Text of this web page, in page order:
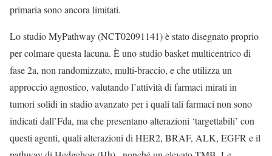
primaria sono ancora limitati.
Lo studio MyPathway (NCT02091141) è stato disegnato proprio
per colmare questa lacuna. È uno studio basket multicentrico di
fase 2a, non randomizzato, multi-braccio, e che utilizza un
approccio agnostico, valutando l’attività di farmaci mirati in
tumori solidi in stadio avanzato per i quali tali farmaci non sono
indicati dall’Fda, ma che presentano alterazioni ‘targettabili’ con
questi agenti, quali alterazioni di HER2, BRAF, ALK, EGFR e il